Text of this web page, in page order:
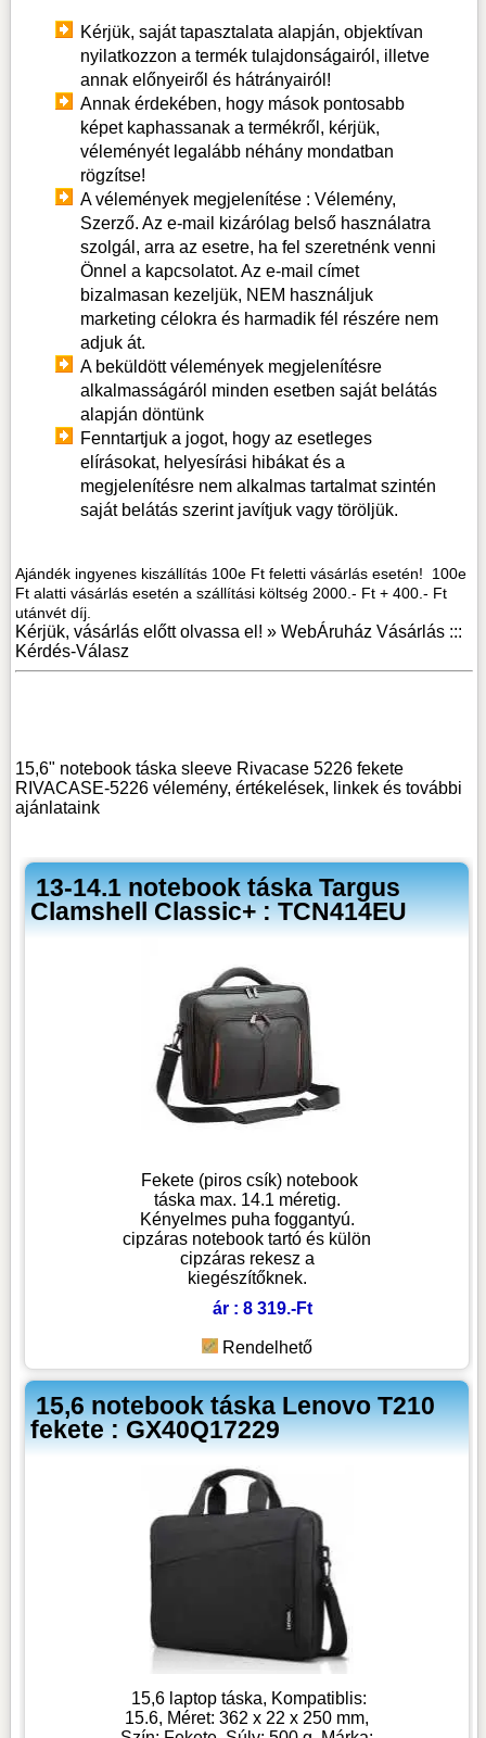
Kérjük, saját tapasztalata alapján, objektívan
nyilatkozzon a termék tulajdonságairól, illetve
annak előnyeiről és hátrányairól!
Annak érdekében, hogy mások pontosabb
képet kaphassanak a termékről, kérjük,
véleményét legalább néhány mondatban
rögzítse!
A vélemények megjelenítése : Vélemény,
Szerző. Az e-mail kizárólag belső használatra
szolgál, arra az esetre, ha fel szeretnénk venni
Önnel a kapcsolatot. Az e-mail címet
bizalmasan kezeljük, NEM használjuk
marketing célokra és harmadik fél részére nem
adjuk át.
A beküldött vélemények megjelenítésre
alkalmasságáról minden esetben saját belátás
alapján döntünk
Fenntartjuk a jogot, hogy az esetleges
elírásokat, helyesírási hibákat és a
megjelenítésre nem alkalmas tartalmat szintén
saját belátás szerint javítjuk vagy töröljük.
Ajándék ingyenes kiszállítás 100e Ft feletti vásárlás esetén! 100e
Ft alatti vásárlás esetén a szállítási költség 2000.- Ft + 400.- Ft
utánvét díj.
Kérjük, vásárlás előtt olvassa el! »WebÁruház Vásárlás :::
Kérdés-Válasz
15,6" notebook táska sleeve Rivacase 5226 fekete
RIVACASE-5226 vélemény, értékelések, linkek és további
ajánlataink
13-14.1 notebook táska Targus
Clamshell Classic+ : TCN414EU
Fekete (piros csík) notebook
táska max. 14.1 méretig.
Kényelmes puha foggantyú.
cipzáras notebook tartó és külön
cipzáras rekesz a
kiegészítőknek.
ár : 8 319.-Ft
Rendelhető
15,6 notebook táska Lenovo T210
fekete : GX40Q17229
15,6 laptop táska, Kompatiblis:
15.6, Méret: 362 x 22 x 250 mm,